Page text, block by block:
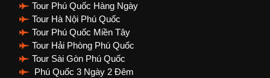
Tour Phú Quốc Hàng Ngày
Tour Hà Nội Phú Quốc
Tour Phú Quốc Miền Tây
Tour Hải Phòng Phú Quốc
Tour Sài Gòn Phú Quốc
Phú Quốc 3 Ngày 2 Đêm